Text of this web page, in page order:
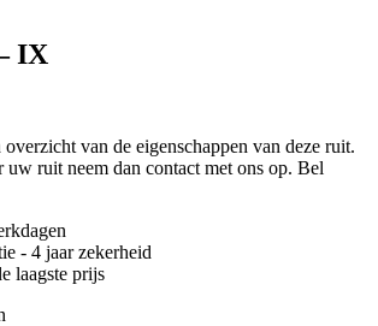
IX
van de eigenschappen van deze ruit.
uw ruit neem dan contact met ons op. Bel
- 4 jaar zekerheid
laagste prijs